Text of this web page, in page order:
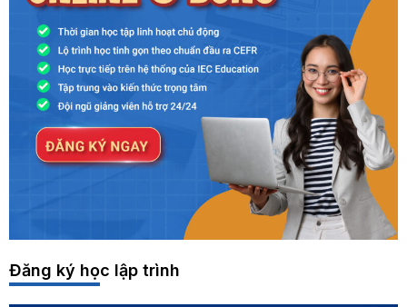
Đăng ký học lập trình